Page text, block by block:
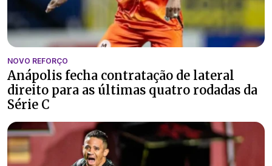
NOVO REFORÇO
Anápolis fecha contratação de lateral
direito para as últimas quatro rodadas da
Série C